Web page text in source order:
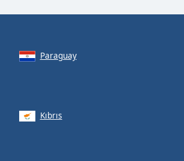
Paraguay
Kıbrıs